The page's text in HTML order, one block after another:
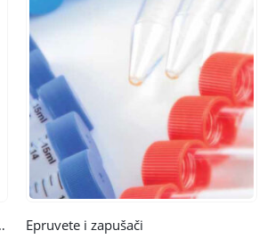
malim zadržavanjem Epruvete i zapušači